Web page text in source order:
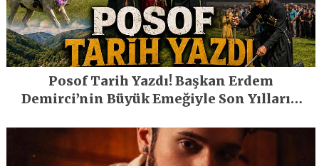
Posof Tarih Yazdı! Başkan Erdem
Demirci’nin Büyük Emeğiyle Son Yılların